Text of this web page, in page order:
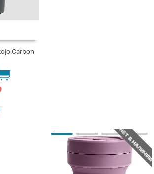
Carbon
НЕТ В НАЛИЧИИ